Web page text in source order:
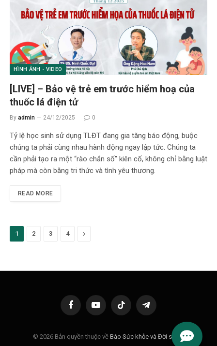
HÌNH ẢNH - VIDEO
[LIVE] – Bảo vệ trẻ em trước hiểm hoạ của
thuốc lá điện tử
By admin 24/12/2025 0
Tỷ lệ học sinh sử dụng TLĐT đang gia tăng báo động, buộc
chúng ta phải cùng nhau hành động ngay lập tức. Chúng ta
cần phải tạo ra một “rào chắn số” kiên cố, không chỉ bằng luật
pháp mà còn bằng tri thức và tình yêu thương.
READ MORE
1 2 3 4 Next
FacebookYouTubeTikTok Telegram
© 2026 Bản quyền thuộc về Báo Sức khỏe và Đời sống .